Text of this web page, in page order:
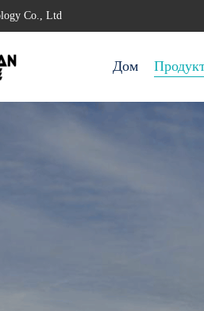
Co., Ltd
Дом